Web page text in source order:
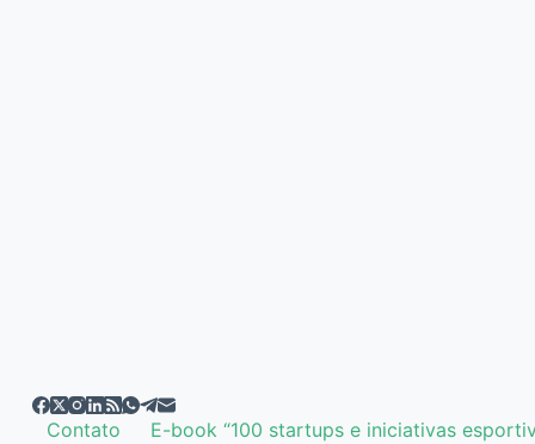
Contato E-book “100 startups e iniciativas